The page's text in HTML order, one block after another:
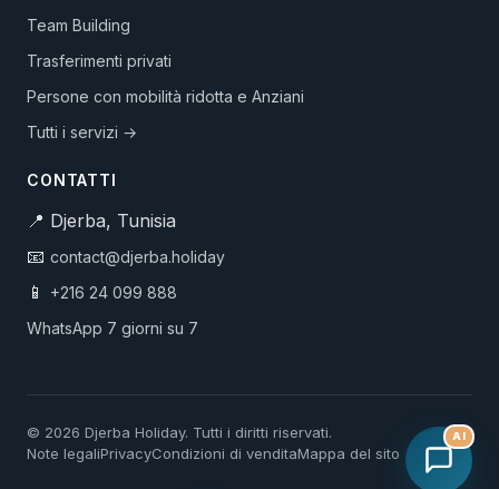
Team Building
Trasferimenti privati
Persone con mobilità ridotta e Anziani
Tutti i servizi →
CONTATTI
📍 Djerba, Tunisia
📧 contact@djerba.holiday
📱
+216 24 099 888
WhatsApp 7 giorni su 7
© 2026 Djerba Holiday. Tutti i diritti riservati.
Note legaliPrivacyCondizioni di venditaMappa del sito
AI